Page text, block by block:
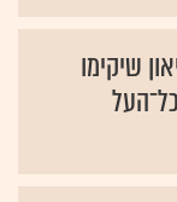
שיקימו